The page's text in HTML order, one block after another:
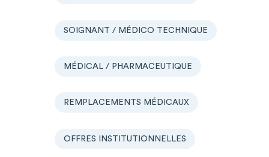
SOIGNANT / MÉDICO TECHNIQUE
MÉDICAL / PHARMACEUTIQUE
REMPLACEMENTS MÉDICAUX
OFFRES INSTITUTIONNELLES